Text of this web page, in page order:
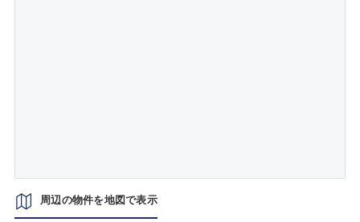
周辺の物件を地図で表示